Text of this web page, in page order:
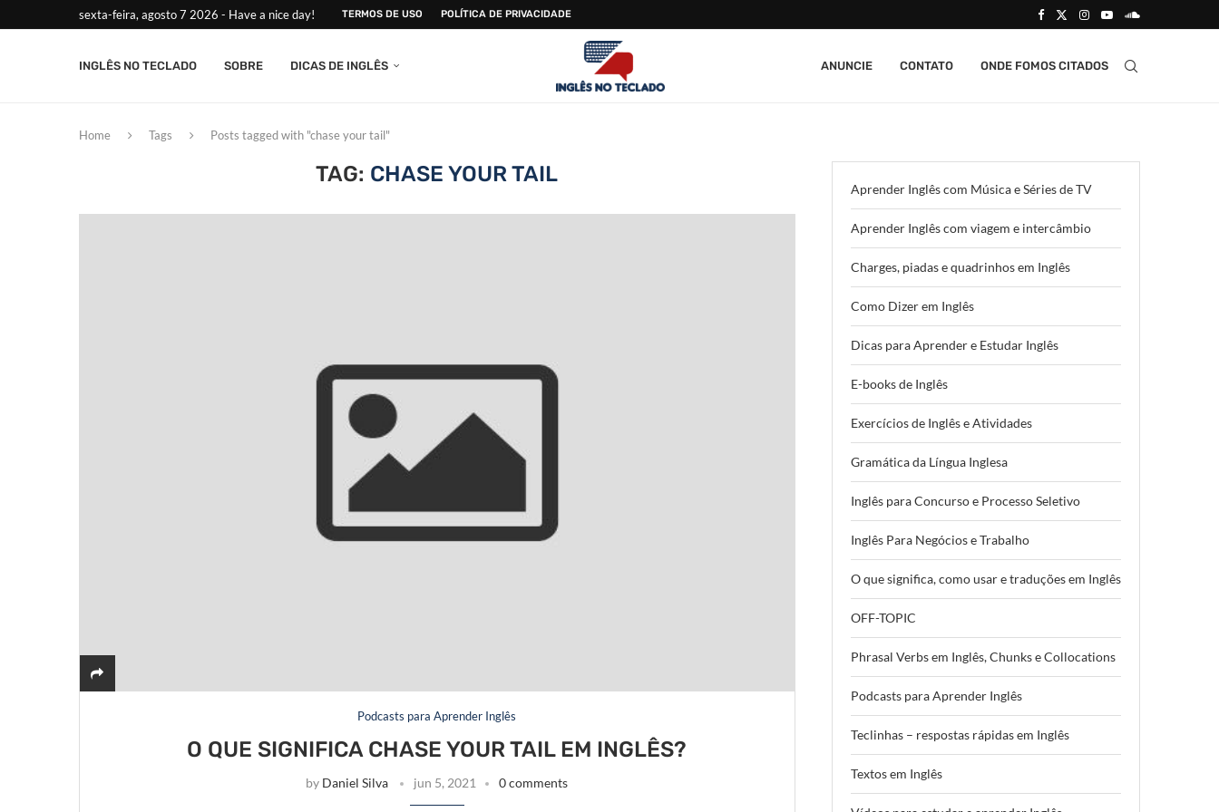
sexta-feira, agosto 7 2026 - Have a nice day! TERMOS DE USO POLÍTICA DE PRIVACIDADE
INGLÊS NO TECLADO SOBRE DICAS DE INGLÊS ANUNCIE CONTATO ONDE FOMOS CITADOS
Home Tags Posts tagged with "chase your tail"
TAG: CHASE YOUR TAIL
Podcasts para Aprender Inglês
O QUE SIGNIFICA CHASE YOUR TAIL EM INGLÊS?
by Daniel Silva jun 5, 2021 0 comments
Aprender Inglês com Música e Séries de TV
Aprender Inglês com viagem e intercâmbio
Charges, piadas e quadrinhos em Inglês
Como Dizer em Inglês
Dicas para Aprender e Estudar Inglês
E-books de Inglês
Exercícios de Inglês e Atividades
Gramática da Língua Inglesa
Inglês para Concurso e Processo Seletivo
Inglês Para Negócios e Trabalho
O que significa, como usar e traduções em Inglês
OFF-TOPIC
Phrasal Verbs em Inglês, Chunks e Collocations
Podcasts para Aprender Inglês
Teclinhas – respostas rápidas em Inglês
Textos em Inglês